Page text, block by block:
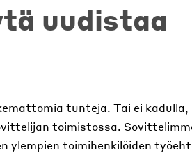
uudistaa
tunteja. Tai ei
toimistossa.
ylempien toimihenkilöiden